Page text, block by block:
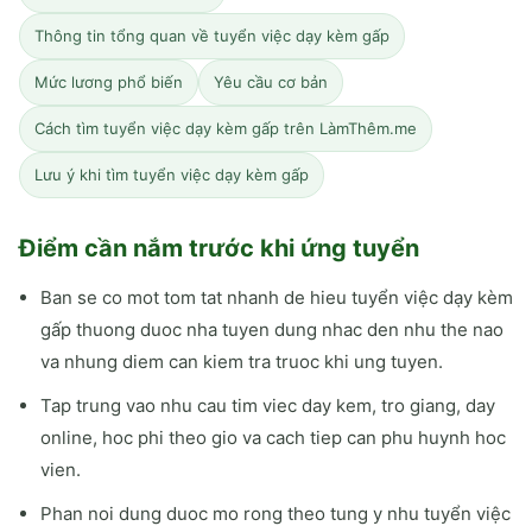
Thông tin tổng quan về tuyển việc dạy kèm gấp
Mức lương phổ biến Yêu cầu cơ bản
Cách tìm tuyển việc dạy kèm gấp trên LàmThêm.me
Lưu ý khi tìm tuyển việc dạy kèm gấp
Điểm cần nắm trước khi ứng tuyển
Ban se co mot tom tat nhanh de hieu tuyển việc dạy kèm
gấp thuong duoc nha tuyen dung nhac den nhu the nao
va nhung diem can kiem tra truoc khi ung tuyen.
Tap trung vao nhu cau tim viec day kem, tro giang, day
online, hoc phi theo gio va cach tiep can phu huynh hoc
vien.
Phan noi dung duoc mo rong theo tung y nhu tuyển việc